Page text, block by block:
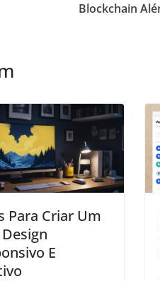
Blockchain
Para Criar Um
E